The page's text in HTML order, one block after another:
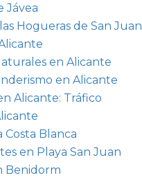
Jávea
Hogueras de San Juan
en Alicante
en Alicante
Alicante: Tráfico
Costa Blanca
en Playa San Juan
Benidorm